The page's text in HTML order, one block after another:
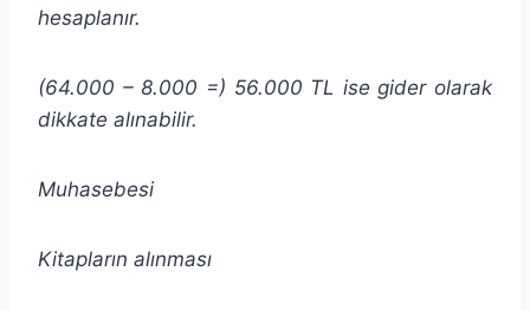
hesaplanır.
(64.000 – 8.000 =) 56.000 TL ise gider olarak
dikkate alınabilir.
Muhasebesi
Kitapların alınması